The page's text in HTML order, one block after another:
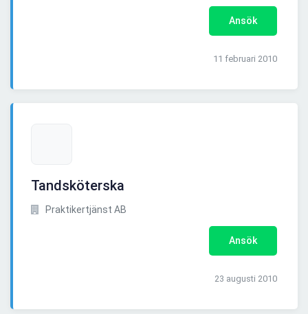
Ansök
11 februari 2010
Tandsköterska
Praktikertjänst AB
Ansök
23 augusti 2010